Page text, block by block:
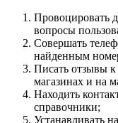
Провоцировать
вопросы
Совершать
найденным
Писать отзывы к
магазинах и на
Находить
справочники;
Устанавливать